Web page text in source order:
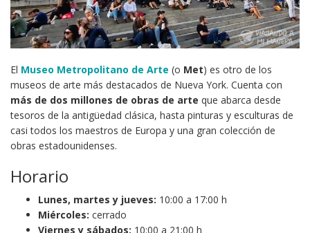
El Museo Metropolitano de Arte (o Met) es otro de los
museos de arte más destacados de Nueva York. Cuenta con
más de dos millones de obras de arte que abarca desde
tesoros de la antigüedad clásica, hasta pinturas y esculturas de
casi todos los maestros de Europa y una gran colección de
obras estadounidenses.
Horario
Lunes, martes y jueves: 10:00 a 17:00 h
Miércoles: cerrado
Viernes y sábados: 10:00 a 21:00 h